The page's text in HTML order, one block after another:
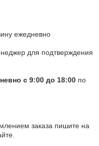
ежедневно
для подтверждения
с 9:00 до 18:00 по
заказа пишите на